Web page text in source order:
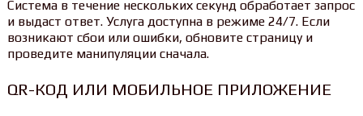
Система в течение нескольких секунд обработает запрос
и выдаст ответ. Услуга доступна в режиме 24/7. Если
возникают сбои или ошибки, обновите страницу и
проведите манипуляции сначала.
QR-КОД ИЛИ МОБИЛЬНОЕ ПРИЛОЖЕНИЕ